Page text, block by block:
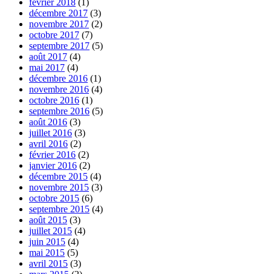
décembre 2017 (3)
novembre 2017 (2)
octobre 2017 (7)
septembre 2017 (5)
août 2017 (4)
mai 2017 (4)
décembre 2016 (1)
novembre 2016 (4)
octobre 2016 (1)
septembre 2016 (5)
août 2016 (3)
juillet 2016 (3)
avril 2016 (2)
février 2016 (2)
janvier 2016 (2)
décembre 2015 (4)
novembre 2015 (3)
octobre 2015 (6)
septembre 2015 (4)
août 2015 (3)
juillet 2015 (4)
juin 2015 (4)
mai 2015 (5)
avril 2015 (3)